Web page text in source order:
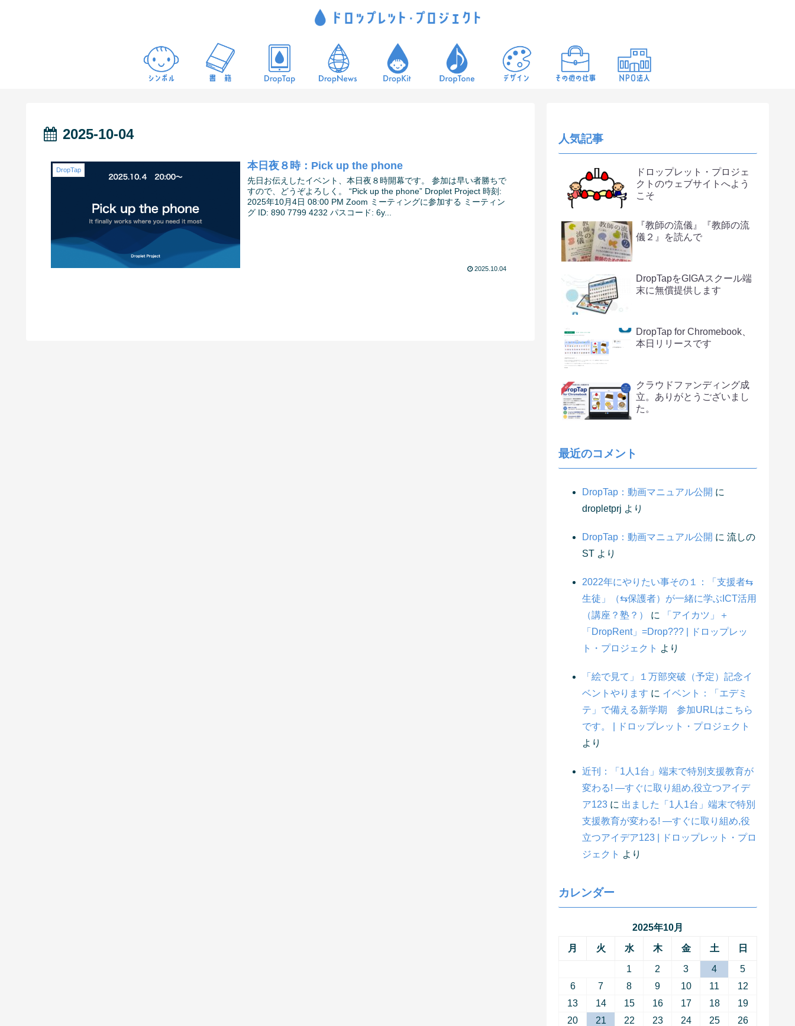
2025-10-04
DropTap 本日夜８時：Pick up the phone
先日お伝えしたイベント、本日夜８時開幕です。 参加は早い者勝ちで
すので、どうぞよろしく。 “Pick up the phone” Droplet Project 時刻:
2025年10月4日 08:00 PM Zoom ミーティングに参加する ミーティン
グ ID: 890 7799 4232 パスコード: 6y...
2025.10.04
人気記事
ドロップレット・プロジェ
クトのウェブサイトへよう
こそ
『教師の流儀』『教師の流
儀２』を読んで
DropTapをGIGAスクール端
末に無償提供します
DropTap for Chromebook、
本日リリースです
クラウドファンディング成
立。ありがとうございまし
た。
最近のコメント
DropTap：動画マニュアル公開 に
dropletprj より
DropTap：動画マニュアル公開 に 流しの
ST より
2022年にやりたい事その１：「支援者⇆
生徒」（⇆保護者）が一緒に学ぶICT活用
（講座？塾？）
に
「アイカツ」＋
「DropRent」=Drop??? | ドロップレッ
ト・プロジェクト より
「絵で見て」１万部突破（予定）記念イ
ベントやります に イベント：「エデミ
テ」で備える新学期 参加URLはこちら
です。 | ドロップレット・プロジェクト
より
近刊：「1人1台」端末で特別支援教育が
変わる! ―すぐに取り組め,役立つアイデ
ア123 に 出ました「1人1台」端末で特別
支援教育が変わる! ―すぐに取り組め,役
立つアイデア123 | ドロップレット・プロ
ジェクト より
カレンダー
2025年10月
月 火 水 木 金 土 日
1 2 3 4
5
6
7 8 9 10 11
12
13
14 15 16 17 18
19
20
21 22 23 24 25
26